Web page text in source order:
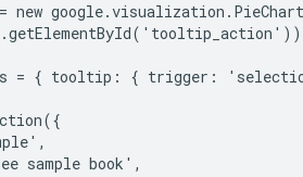
new
= { tooltip: { trigger:
sample book',